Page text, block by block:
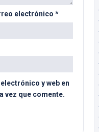
electrónico *
y web en
vez que comente.